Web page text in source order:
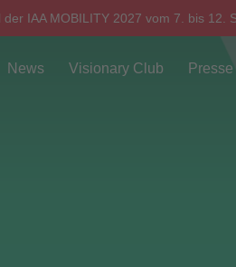
der IAA MOBILITY 2027 vom 7. bis
News Visionary Club Presse